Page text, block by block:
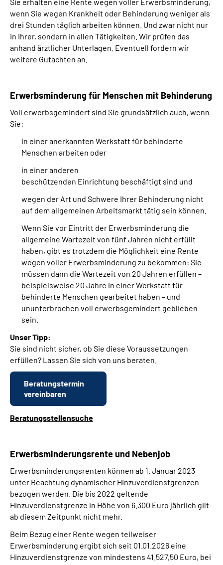
wenn Sie wegen Krankheit oder Behinderung weniger als
drei Stunden täglich arbeiten können. Und zwar nicht nur
in Ihrer, sondern in allen Tätigkeiten. Wir prüfen das
anhand ärztlicher Unterlagen. Eventuell fordern wir
weitere Gutachten an.
Erwerbsminderung für Menschen mit Behinderung
Voll erwerbsgemindert sind Sie grundsätzlich auch, wenn
Sie:
in einer anerkannten Werkstatt für behinderte
Menschen arbeiten oder
in einer anderen
beschützenden Einrichtung beschäftigt sind und
wegen der Art und Schwere Ihrer Behinderung nicht
auf dem allgemeinen Arbeitsmarkt tätig sein können.
Wenn Sie vor Eintritt der Erwerbsminderung die
allgemeine Wartezeit von fünf Jahren nicht erfüllt
haben, gibt es trotzdem die Möglichkeit eine Rente
wegen voller Erwerbsminderung zu bekommen: Sie
müssen dann die Wartezeit von 20 Jahren erfüllen –
beispielsweise 20 Jahre in einer Werkstatt für
behinderte Menschen gearbeitet haben – und
ununterbrochen voll erwerbsgemindert geblieben
sein.
Unser Tipp:
Sie sind nicht sicher, ob Sie diese Voraussetzungen
erfüllen? Lassen Sie sich von uns beraten.
Beratungstermin
vereinbaren
Beratungsstellensuche
Erwerbsminderungsrente und Nebenjob
Erwerbsminderungsrenten können ab 1. Januar 2023
unter Beachtung dynamischer Hinzuverdienstgrenzen
bezogen werden. Die bis 2022 geltende
Hinzuverdienstgrenze in Höhe von 6.300 Euro jährlich gilt
ab diesem Zeitpunkt nicht mehr.
Beim Bezug einer Rente wegen teilweiser
Erwerbsminderung ergibt sich seit 01.01.2026 eine
Hinzuverdienstgrenze von mindestens 41.527,50 Euro, bei